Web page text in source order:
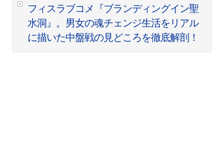
フィスラブコメ『ブランディングイン聖
水洞』。男女の魂チェンジ生活をリアル
に描いた中盤戦の見どころを徹底解剖！